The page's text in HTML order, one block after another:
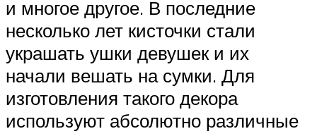
и многое другое. В последние
несколько лет кисточки стали
украшать ушки девушек и их
начали вешать на сумки. Для
изготовления такого декора
используют абсолютно различные